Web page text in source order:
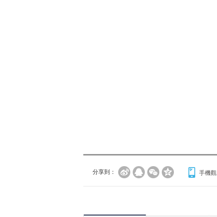
分享到： 手機